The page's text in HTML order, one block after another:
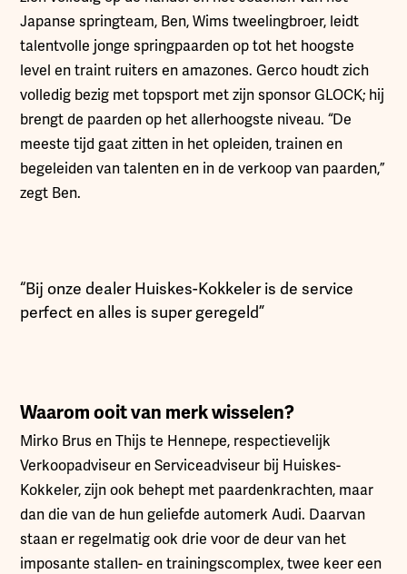
Japanse springteam, Ben, Wims tweelingbroer, leidt
talentvolle jonge springpaarden op tot het hoogste
level en traint ruiters en amazones. Gerco houdt zich
volledig bezig met topsport met zijn sponsor GLOCK; hij
brengt de paarden op het allerhoogste niveau. “De
meeste tijd gaat zitten in het opleiden, trainen en
begeleiden van talenten en in de verkoop van paarden,”
zegt Ben.
“Bij onze dealer Huiskes-Kokkeler is de service
perfect en alles is super geregeld”
Waarom ooit van merk wisselen?
Mirko Brus en Thijs te Hennepe, respectievelijk
Verkoopadviseur en Serviceadviseur bij Huiskes-
Kokkeler, zijn ook behept met paardenkrachten, maar
dan die van de hun geliefde automerk Audi. Daarvan
staan er regelmatig ook drie voor de deur van het
imposante stallen- en trainingscomplex, twee keer een